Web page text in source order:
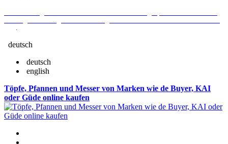
.
deutsch
deutsch
english
Töpfe, Pfannen und Messer von Marken wie de Buyer, KAI
oder Güde online kaufen